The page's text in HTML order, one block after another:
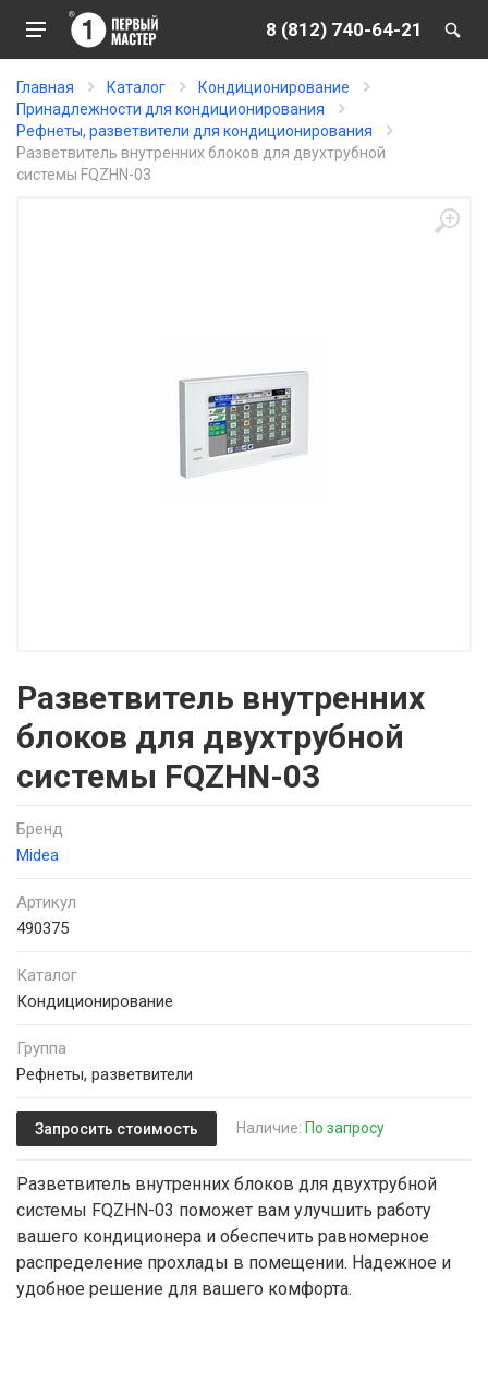
8 (812) 740-64-21
Главная Каталог
Кондиционирование
Принадлежности для кондиционирования
Рефнеты, разветвители для кондиционирования
Разветвитель внутренних блоков для двухтрубной
системы FQZHN-03
Разветвитель внутренних
блоков для двухтрубной
системы FQZHN-03
Бренд
Midea
Артикул
490375
Каталог
Кондиционирование
Группа
Рефнеты, разветвители
Запросить стоимость Наличие: По запросу
Разветвитель внутренних блоков для двухтрубной
системы FQZHN-03 поможет вам улучшить работу
вашего кондиционера и обеспечить равномерное
распределение прохлады в помещении. Надежное и
удобное решение для вашего комфорта.